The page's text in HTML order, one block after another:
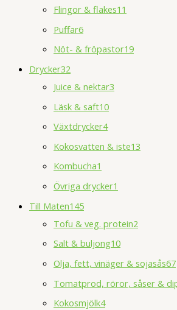
Flingor & flakes11
Puffar6
Nöt- & fröpastor19
Drycker32
Juice & nektar3
Läsk & saft10
Växtdrycker4
Kokosvatten & iste13
Kombucha1
Övriga drycker1
Till Maten145
Tofu & veg. protein2
Salt & buljong10
Olja, fett, vinäger & sojasås67
Tomatprod, röror, såser &
Kokosmjölk4